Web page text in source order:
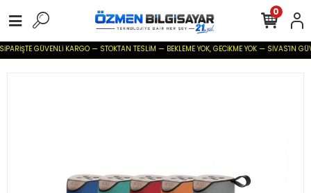
GÜVENLİ KARGO — STOKTAN TESLİM — BEKLEME YOK, GECİKME YOK — SİVAS'IN
0